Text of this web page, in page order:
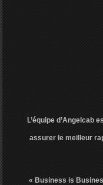
L’équipe d’Angelcab
assurer le meilleur
« Business is